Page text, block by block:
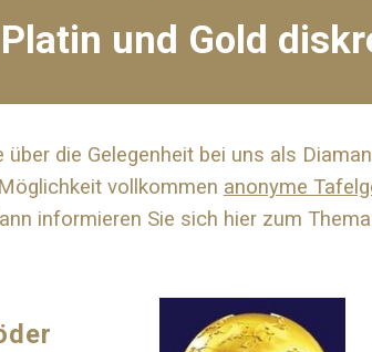
und Gold
die Gelegenheit bei uns als
vollkommen anonyme
informieren Sie sich hier zum Thema